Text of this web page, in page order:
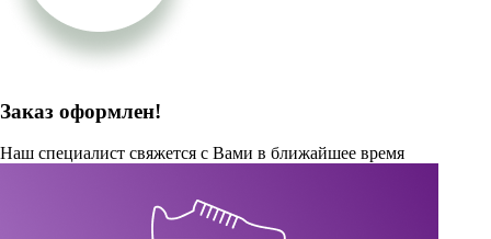
Заказ оформлен!
Наш специалист свяжется с Вами в ближайшее время